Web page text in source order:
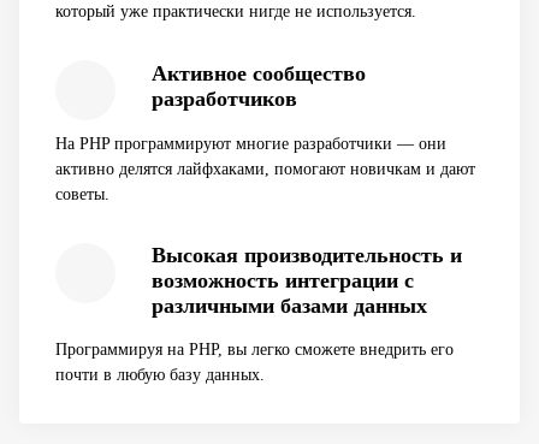
который уже практически нигде не используется.
Активное сообщество
разработчиков
На PHP программируют многие разработчики — они
активно делятся лайфхаками, помогают новичкам и дают
советы.
Высокая производительность и
возможность интеграции с
различными базами данных
Программируя на PHP, вы легко сможете внедрить его
почти в любую базу данных.